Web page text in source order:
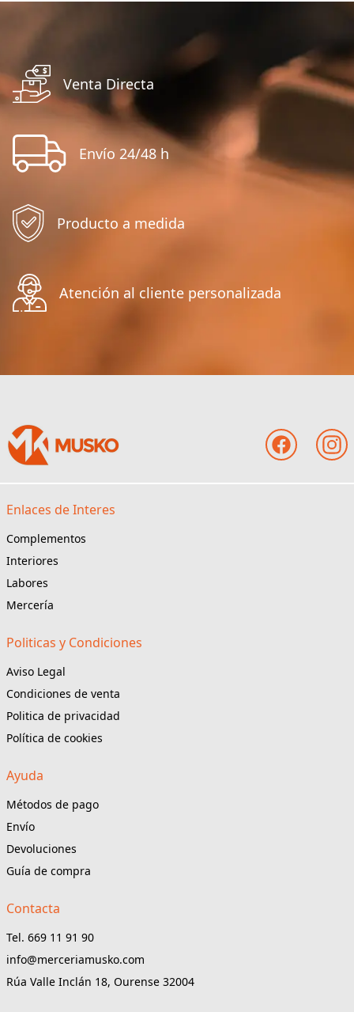
Venta Directa
Envío 24/48 h
Producto a medida
Atención al cliente personalizada
Enlaces de Interes
Complementos
Interiores
Labores
Mercería
Politicas y Condiciones
Aviso Legal
Condiciones de venta
Politica de privacidad
Política de cookies
Ayuda
Métodos de pago
Envío
Devoluciones
Guía de compra
Contacta
Tel. 669 11 91 90
info@merceriamusko.com
Rúa Valle Inclán 18, Ourense 32004